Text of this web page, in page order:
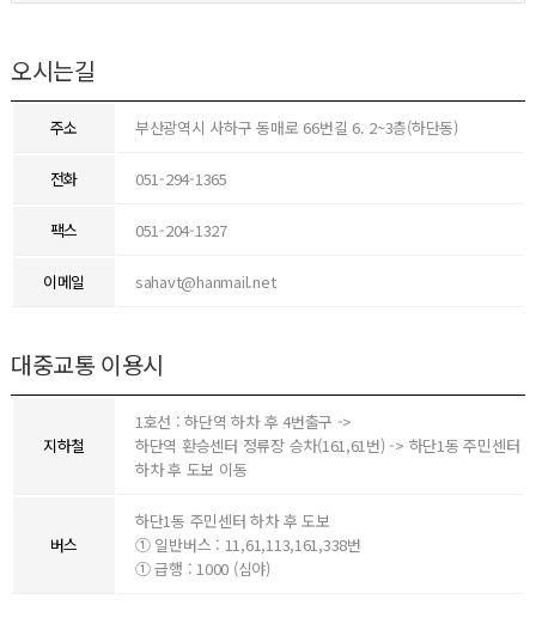
오시는길
주소 부산광역시 사하구 동매로 66번길 6. 2~3층(하단동)
전화 051-294-1365
팩스 051-204-1327
이메일 sahavt@hanmail.net
대중교통 이용시
지하철
1호선 : 하단역 하차 후 4번출구 ->
하단역 환승센터 정류장 승차(161,61번) -> 하단1동 주민센터
하차 후 도보 이동
버스
하단1동 주민센터 하차 후 도보
① 일반버스 : 11,61,113,161,338번
① 급행 : 1000 (심야)